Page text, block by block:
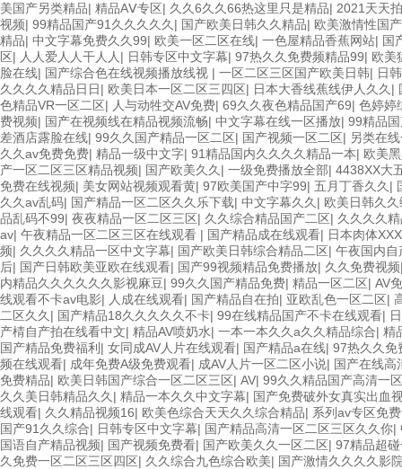
美国产另类精品| 精品AⅤ专区| 久久6久久66热这里只是精品| 2021天天
视频| 99精品国产91久久久久久 | 国产欧美日韩久久精品| 欧美激情性国
精品| 中文字幕免费久久99| 欧美一区二区在线| 一色屋精品香蕉网站| 国
区| 人人爱人人干人人 | 日韩专区中文字幕| 97热久久免费频精品99| 欧美
脸在线| 国产综合色在线视频播放线视 | 一区二区三区国产欧美日韩| 日
久久久久精品日日| 欧美日本一区二区三四区| 日本大香线蕉线伊人久久 |
色精品VR一区二区| 人与动牲交AV免费| 69久久夜色精品国产69| 色婷婷
费视频| 国产在视频线在精品视频流畅| 中文字幕在线一区播放| 99精品
差酒店露脸在线| 99久久国产精品一区二区| 国产视频一区二区| 另类在
久久av免费免费| 精品一级中文字| 91精品国内久久久久精品一本| 欧美
产一区二区三区精品视频| 国产欧美久久 | 一级免费播放全部| 4438XX大
免费在线视频| 美女网站视频观看黄| 97欧美国产中字99| 五月丁香久久 |
久久av乱码| 国产精品一区二区久久乐下载| 中文字幕久久 | 欧美日韩久
品乱码不99| 夜夜精品一区二区三区| 久久综合精品国产二区| 久久久久
av| 午夜精品一区二区三区在线观看 | 国产精品成在线观看| 日本肉体
频| 久久久久精品一区中文字幕| 国产欧美日韩综合精品二区| 午夜国内自
后| 国产日韩欧美亚欧在线观看| 国产99视频精品免费播放| 久久免费视频
内精品久久久久久久影视麻豆| 99久久国产精品免费| 精品一区二区| AV
线观看不卡av电影| 人成在线观看| 国产精品自在拍| 亚欧乱色一区二区|
二区久久 | 国产精品18久久久久久不卡| 99在线精品国产不卡在线观看|
产棈自产拍在线看中文| 精品AV喷奶水| 一本一本久久a久久精品综合| 精
国产精品免费福利 | 女同成AV人片在线观看| 国产精品a在线| 97热久久免
频在线观看| 成年免费A级免费观看| 成AV人片一区二区小说| 国产在线高
免费精品| 欧美日韩国产综合一区二区三区| AV| 99久久精品国产高清一
久久美日韩精品久久 | 精品一本久久中文字幕| 国产免费破外女真实出血
线观看| 久久精品视频16| 欧美色综合天天久久综合精品| 系列av专区免费
国产91久久综合| 日韩专区中文字幕| 国产精品高清一区二区三区久久你|
国语自产精品视频| 国产视频免费看| 国产欧美久久一区二区| 97精品超
久免费一区二区三区四区| 久久综合九色综合欧美| 国产激情久久久久影